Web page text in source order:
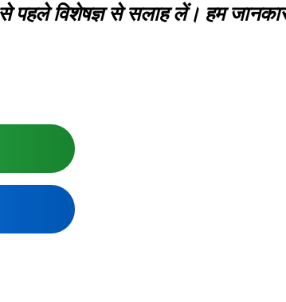
विशेषज्ञ से सलाह लें। हम